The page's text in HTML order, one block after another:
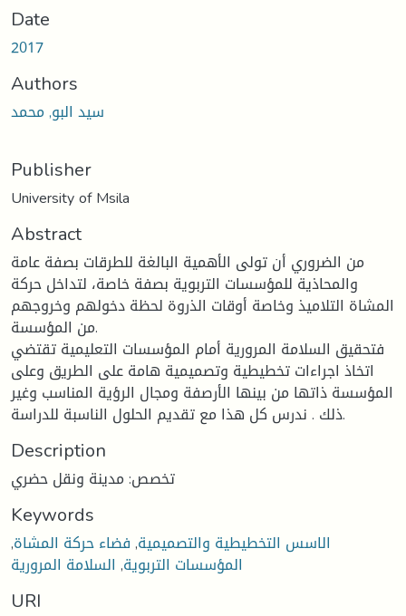
Date
2017
Authors
سيد البو, محمد
Publisher
University of Msila
Abstract
من الضروري أن تولى الأهمية البالغة للطرقات بصفة عامة
والمحاذية للمؤسسات التربوية بصفة خاصة، لتداخل حركة
المشاة التلاميذ وخاصة أوقات الذروة لحظة دخولهم وخروجهم
من المؤسسة.
فتحقيق السلامة المرورية أمام المؤسسات التعليمية تقتضي
اتخاذ اجراءات تخطيطية وتصميمية هامة على الطريق وعلى
المؤسسة ذاتها من بينها الأرصفة ومجال الرؤية المناسب وغير
ذلك . ندرس كل هذا مع تقديم الحلول الناسبة للدراسة.
Description
تخصص: مدينة ونقل حضري
Keywords
الاسس التخطيطية والتصميمية,فضاء حركة المشاة,
المؤسسات التربوية, السلامة المرورية
URI